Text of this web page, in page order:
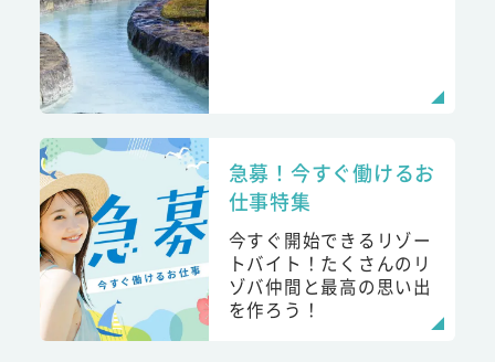
急募！今すぐ働けるお
仕事特集
今すぐ開始できるリゾー
トバイト！たくさんのリ
ゾバ仲間と最高の思い出
を作ろう！